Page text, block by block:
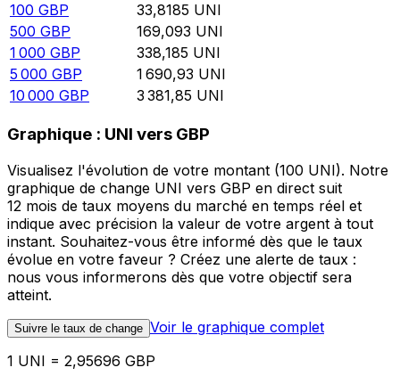
100 GBP 33,8185 UNI
500 GBP 169,093 UNI
1 000 GBP 338,185 UNI
5 000 GBP 1 690,93 UNI
10 000 GBP 3 381,85 UNI
Graphique : UNI vers GBP
Visualisez l'évolution de votre montant (100 UNI). Notre
graphique de change UNI vers GBP en direct suit
12 mois de taux moyens du marché en temps réel et
indique avec précision la valeur de votre argent à tout
instant. Souhaitez-vous être informé dès que le taux
évolue en votre faveur ? Créez une alerte de taux :
nous vous informerons dès que votre objectif sera
atteint.
Suivre le taux de change Voir le graphique complet
1 UNI = 2,95696 GBP